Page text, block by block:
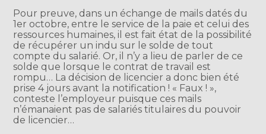
Pour preuve, dans un échange de mails datés du
1er octobre, entre le service de la paie et celui des
ressources humaines, il est fait état de la possibilité
de récupérer un indu sur le solde de tout
compte du salarié. Or, il n’y a lieu de parler de ce
solde que lorsque le contrat de travail est
rompu… La décision de licencier a donc bien été
prise 4 jours avant la notification ! « Faux ! »,
conteste l’employeur puisque ces mails
n’émanaient pas de salariés titulaires du pouvoir
de licencier…